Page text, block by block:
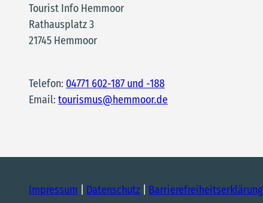
Tourist Info Hemmoor
Rathausplatz 3
21745 Hemmoor
Telefon: 04771 602-187 und -188
Email: tourismus@hemmoor.de
Impressum Datenschutz Barrierefreiheitserklärung